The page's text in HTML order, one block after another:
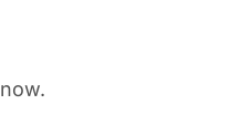
now.